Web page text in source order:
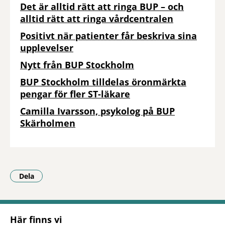
Det är alltid rätt att ringa BUP – och
alltid rätt att ringa vårdcentralen
Positivt när patienter får beskriva sina
upplevelser
Nytt från BUP Stockholm
BUP Stockholm tilldelas öronmärkta
pengar för fler ST-läkare
Camilla Ivarsson, psykolog på BUP
Skärholmen
Dela
- Klicka för att öppna delningsalternativ.
Här finns vi